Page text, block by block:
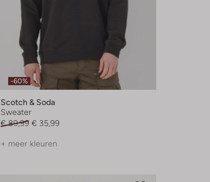
-60%
Scotch & Soda
Sweater
€ 89,99 € 35,99
+ meer kleuren